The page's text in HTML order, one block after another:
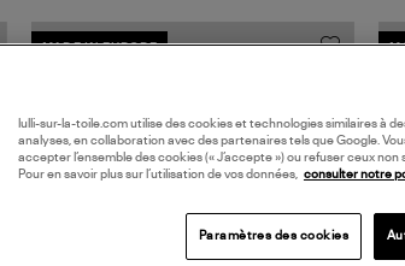
MADE IN EUROPE
lulli-sur-la-toile.com utilise des cookies et technologies similaires à
analyses, en collaboration avec des partenaires tels que Google.
accepter l’ensemble des cookies (« J’accepte ») ou refuser ceux
Pour en savoir plus sur l’utilisation de vos données,
consulter notre
Paramètres des cookies